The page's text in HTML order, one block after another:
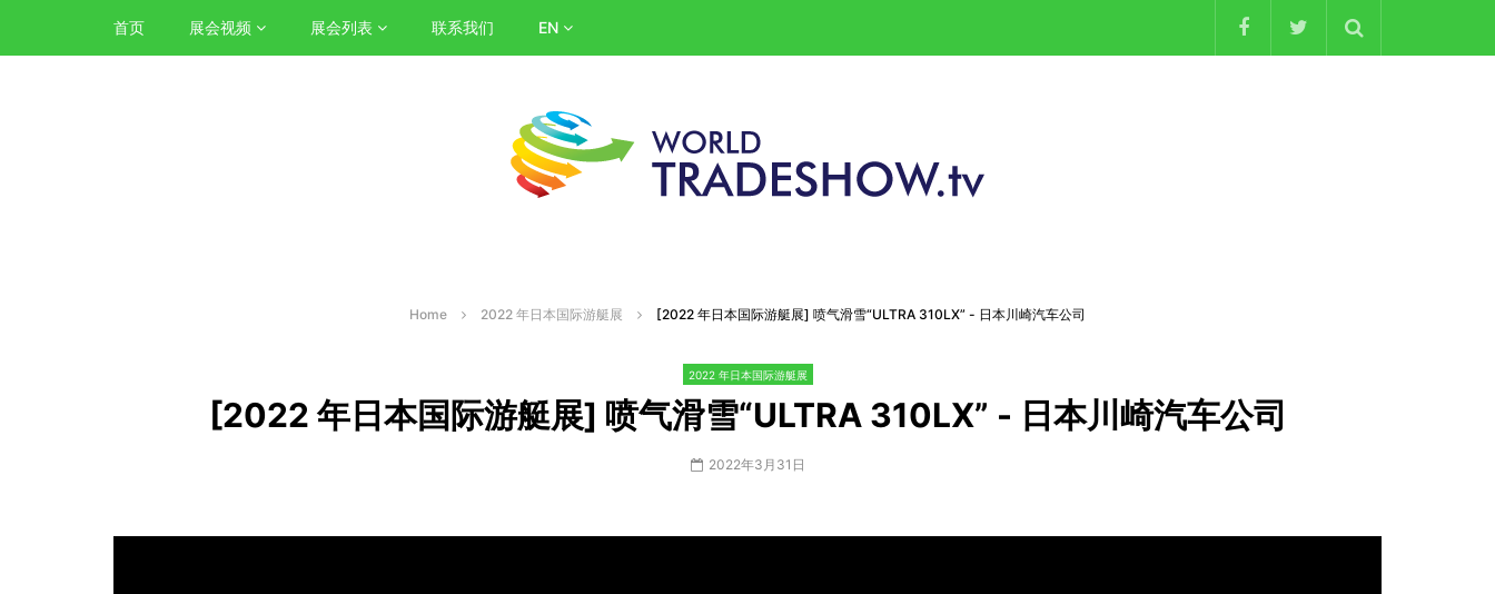
首页 展会视频 展会列表 联系我们 EN
Home 2022 年日本国际游艇展 [2022 年日本国际游艇展] 喷气滑雪“ULTRA 310LX” - 日本川崎汽车公司
2022 年日本国际游艇展
[2022 年日本国际游艇展] 喷气滑雪“ULTRA 310LX” - 日本川崎汽车公司
2022年3月31日